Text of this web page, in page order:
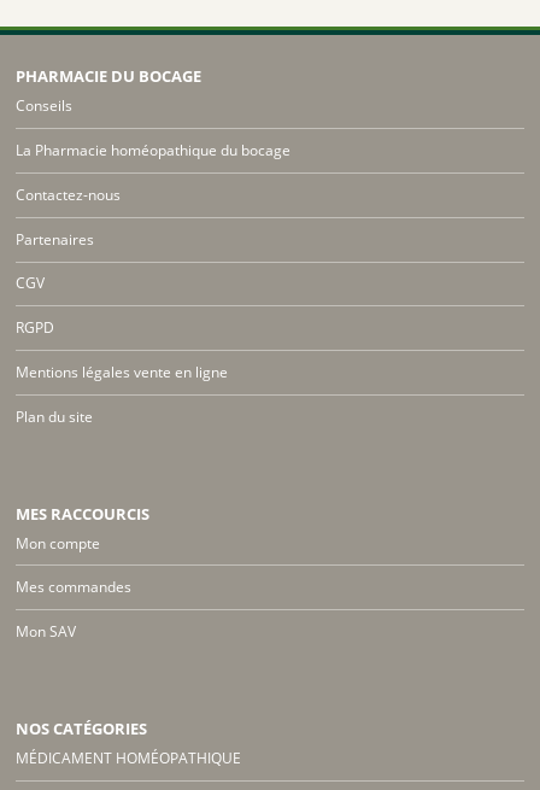
PHARMACIE DU BOCAGE
Conseils
La Pharmacie homéopathique du bocage
Contactez-nous
Partenaires
CGV
RGPD
Mentions légales vente en ligne
Plan du site
MES RACCOURCIS
Mon compte
Mes commandes
Mon SAV
NOS CATÉGORIES
MÉDICAMENT HOMÉOPATHIQUE